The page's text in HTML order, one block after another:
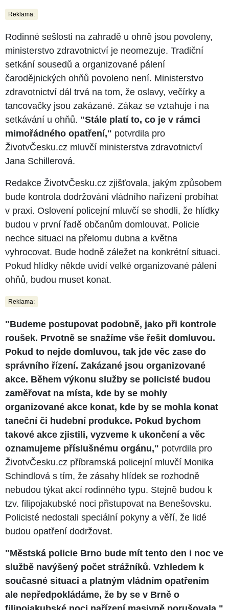
Reklama:
Rodinné sešlosti na zahradě u ohně jsou povoleny,
ministerstvo zdravotnictví je neomezuje. Tradiční
setkání sousedů a organizované pálení
čarodějnických ohňů povoleno není. Ministerstvo
zdravotnictví dál trvá na tom, že oslavy, večírky a
tancovačky jsou zakázané. Zákaz se vztahuje i na
setkávání u ohňů. "Stále platí to, co je v rámci
mimořádného opatření," potvrdila pro
ŽivotvČesku.cz mluvčí ministerstva zdravotnictví
Jana Schillerová.
Redakce ŽivotvČesku.cz zjišťovala, jakým způsobem
bude kontrola dodržování vládního nařízení probíhat
v praxi. Oslovení policejní mluvčí se shodli, že hlídky
budou v první řadě občanům domlouvat. Policie
nechce situaci na přelomu dubna a května
vyhrocovat. Bude hodně záležet na konkrétní situaci.
Pokud hlídky někde uvidí velké organizované pálení
ohňů, budou muset konat.
Reklama:
"Budeme postupovat podobně, jako při kontrole
roušek. Prvotně se snažíme vše řešit domluvou.
Pokud to nejde domluvou, tak jde věc zase do
správního řízení. Zakázané jsou organizované
akce. Během výkonu služby se policisté budou
zaměřovat na místa, kde by se mohly
organizované akce konat, kde by se mohla konat
taneční či hudební produkce. Pokud bychom
takové akce zjistili, vyzveme k ukončení a věc
oznamujeme příslušnému orgánu," potvrdila pro
ŽivotvČesku.cz příbramská policejní mluvčí Monika
Schindlová s tím, že zásahy hlídek se rozhodně
nebudou týkat akcí rodinného typu. Stejně budou k
tzv. filipojakubské noci přistupovat na Benešovsku.
Policisté nedostali speciální pokyny a věří, že lidé
budou opatření dodržovat.
"Městská policie Brno bude mít tento den i noc ve
službě navýšený počet strážníků. Vzhledem k
současné situaci a platným vládním opatřením
ale nepředpokládáme, že by se v Brně o